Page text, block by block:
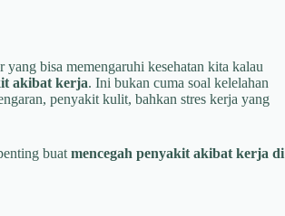
bisa memengaruhi kesehatan kita kalau
akibat kerja. Ini bukan cuma soal kelelahan
penyakit kulit, bahkan stres kerja yang
buat mencegah penyakit akibat kerja di